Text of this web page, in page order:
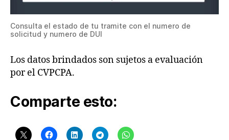
Consulta el estado de tu tramite con el numero de
solicitud y numero de DUI
Los datos brindados son sujetos a evaluación
por el CVPCPA.
Comparte esto:
E
u
c